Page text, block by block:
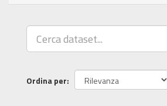
Ordina per